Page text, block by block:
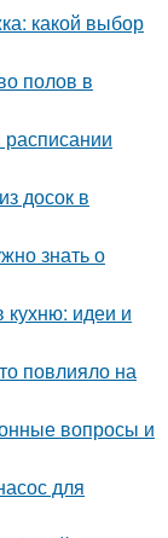
какой выбор
полов в
досок в
знать о
идеи и
повлияло на
вопросы и
для